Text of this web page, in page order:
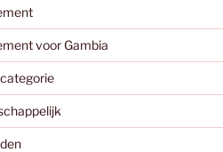
voor Gambia